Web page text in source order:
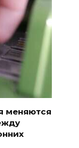
меняются